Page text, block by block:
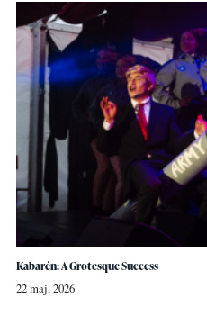
Kabarén: A Grotesque Success
22 maj, 2026